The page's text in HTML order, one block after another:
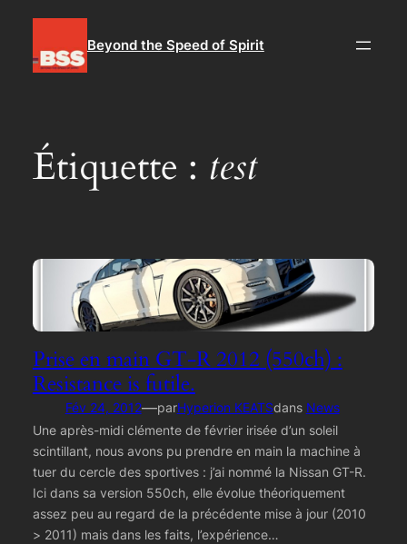
contenu
Beyond the Speed of Spirit
Étiquette : test
Prise en main GT-R 2012 (550ch) :
Resistance is futile.
Fév 24, 2012—parHyperion KEATSdans News
Une après-midi clémente de février irisée d’un soleil
scintillant, nous avons pu prendre en main la machine à
tuer du cercle des sportives : j’ai nommé la Nissan GT-R.
Ici dans sa version 550ch, elle évolue théoriquement
assez peu au regard de la précédente mise à jour (2010
> 2011) mais dans les faits, l’expérience…